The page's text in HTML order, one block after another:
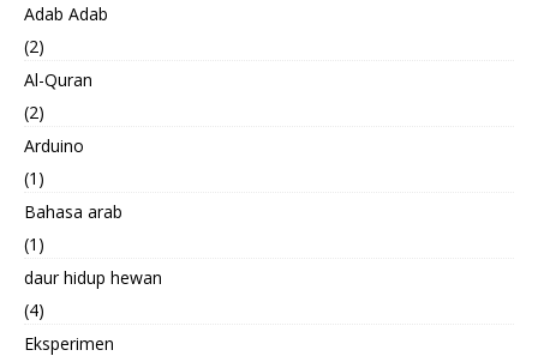
Adab Adab
(2)
Al-Quran
(2)
Arduino
(1)
Bahasa arab
(1)
daur hidup hewan
(4)
Eksperimen